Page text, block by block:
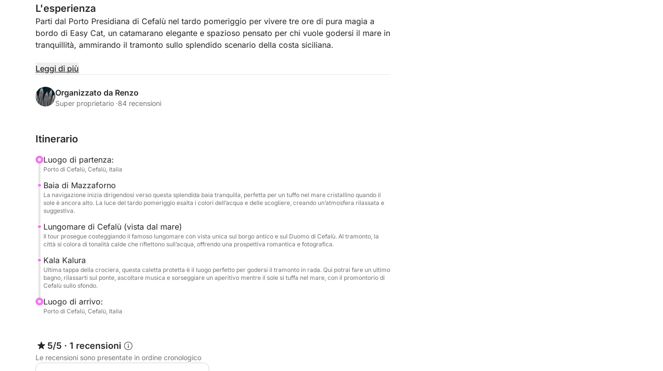
L'esperienza
Parti dal Porto Presidiana di Cefalù nel tardo pomeriggio per vivere tre ore di pura magia a
bordo di Easy Cat, un catamarano elegante e spazioso pensato per chi vuole godersi il mare in
tranquillità, ammirando il tramonto sullo splendido scenario della costa siciliana.
Navigherai verso alcune delle baie più suggestive della zona: Baia di Mazzaforno, con la sua
accende di riflessi dorati; e Cala Kalura, dove potrai nuotare o semplicemente rilassarti sul
ponte con un drink in mano, circondato dalla luce calda del tramonto.
aperitivo servito in rada, impianto stereo, doccia esterna, toilette, zone d’ombra e aree relax
👉 Il prezzo è valido fino a 12 persone. Ogni persona in più prevede un supplemento di €50.
Perfetto per coppie, gruppi di amici o festeggiamenti privati, questo tour al tramonto è il modo
ideale per salutare la giornata con stile, musica, mare e un bicchiere in mano.
Leggi di più
Organizzato da Renzo
Super proprietario ·84 recensioni
Itinerario
Luogo di partenza:
Porto di Cefalù, Cefalù, Italia
Baia di Mazzaforno
La navigazione inizia dirigendosi verso questa splendida baia tranquilla, perfetta per un tuffo nel mare cristallino quando il
sole è ancora alto. La luce del tardo pomeriggio esalta i colori dell’acqua e delle scogliere, creando un’atmosfera rilassata e
suggestiva.
Lungomare di Cefalù (vista dal mare)
Il tour prosegue costeggiando il famoso lungomare con vista unica sul borgo antico e sul Duomo di Cefalù. Al tramonto, la
città si colora di tonalità calde che riflettono sull’acqua, offrendo una prospettiva romantica e fotografica.
Kala Kalura
Ultima tappa della crociera, questa caletta protetta è il luogo perfetto per godersi il tramonto in rada. Qui potrai fare un ultimo
bagno, rilassarti sul ponte, ascoltare musica e sorseggiare un aperitivo mentre il sole si tuffa nel mare, con il promontorio di
Cefalù sullo sfondo.
Luogo di arrivo:
Porto di Cefalù, Cefalù, Italia
5/5 · 1 recensioni
Le recensioni sono presentate in ordine cronologico